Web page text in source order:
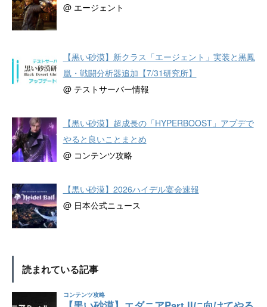
@ エージェント
【黒い砂漠】新クラス「エージェント」実装と黒鳳
凰・戦闘分析器追加【7/31研究所】
@ テストサーバー情報
【黒い砂漠】超成長の「HYPERBOOST」アプデで
やると良いことまとめ
@ コンテンツ攻略
【黒い砂漠】2026ハイデル宴会速報
@ 日本公式ニュース
読まれている記事